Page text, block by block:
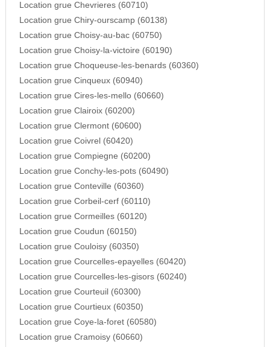
Location grue Chevrieres (60710)
Location grue Chiry-ourscamp (60138)
Location grue Choisy-au-bac (60750)
Location grue Choisy-la-victoire (60190)
Location grue Choqueuse-les-benards (60360)
Location grue Cinqueux (60940)
Location grue Cires-les-mello (60660)
Location grue Clairoix (60200)
Location grue Clermont (60600)
Location grue Coivrel (60420)
Location grue Compiegne (60200)
Location grue Conchy-les-pots (60490)
Location grue Conteville (60360)
Location grue Corbeil-cerf (60110)
Location grue Cormeilles (60120)
Location grue Coudun (60150)
Location grue Couloisy (60350)
Location grue Courcelles-epayelles (60420)
Location grue Courcelles-les-gisors (60240)
Location grue Courteuil (60300)
Location grue Courtieux (60350)
Location grue Coye-la-foret (60580)
Location grue Cramoisy (60660)